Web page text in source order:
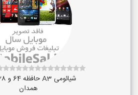
شیائومی A3 حافظه 64 و 128 گیگ
همدان